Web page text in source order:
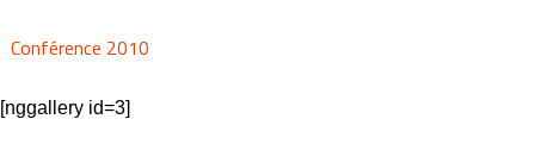
Conférence 2010
[nggallery id=3]